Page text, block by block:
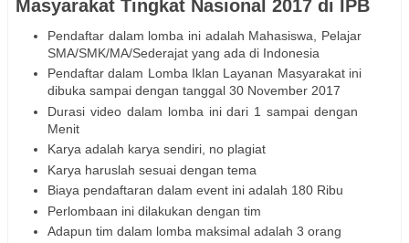
Masyarakat Tingkat Nasional 2017 di IPB
Pendaftar dalam lomba ini adalah Mahasiswa, Pelajar
SMA/SMK/MA/Sederajat yang ada di Indonesia
Pendaftar dalam Lomba Iklan Layanan Masyarakat ini
dibuka sampai dengan tanggal 30 November 2017
Durasi video dalam lomba ini dari 1 sampai dengan
Menit
Karya adalah karya sendiri, no plagiat
Karya haruslah sesuai dengan tema
Biaya pendaftaran dalam event ini adalah 180 Ribu
Perlombaan ini dilakukan dengan tim
Adapun tim dalam lomba maksimal adalah 3 orang